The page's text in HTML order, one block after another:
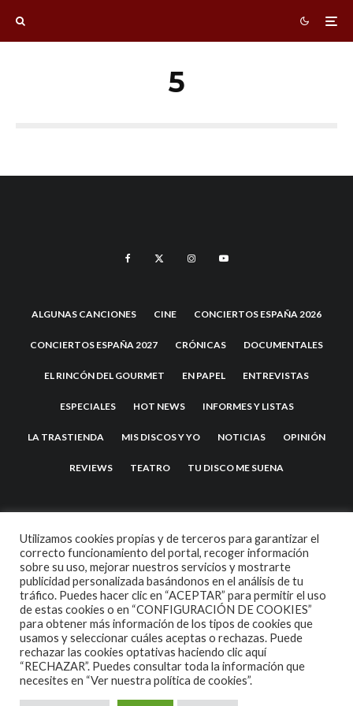
5
ALGUNAS CANCIONES CINE CONCIERTOS ESPAÑA 2026
CONCIERTOS ESPAÑA 2027 CRÓNICAS DOCUMENTALES
EL RINCÓN DEL GOURMET EN PAPEL ENTREVISTAS
ESPECIALES HOT NEWS INFORMES Y LISTAS
LA TRASTIENDA MIS DISCOS Y YO NOTICIAS OPINIÓN
REVIEWS TEATRO TU DISCO ME SUENA
2007 COPYRIGHT -CODETIPITHEME
Utilizamos cookies propias y de terceros para garantizar el
correcto funcionamiento del portal, recoger información
sobre su uso, mejorar nuestros servicios y mostrarte
publicidad personalizada basándonos en el análisis de tu
tráfico. Puedes hacer clic en “ACEPTAR” para permitir el uso
de estas cookies o en “CONFIGURACIÓN DE COOKIES”
para obtener más información de los tipos de cookies que
usamos y seleccionar cuáles aceptas o rechazas. Puede
rechazar las cookies optativas haciendo clic aquí
“RECHAZAR”. Puedes consultar toda la información que
necesites en “Ver nuestra política de cookies”.